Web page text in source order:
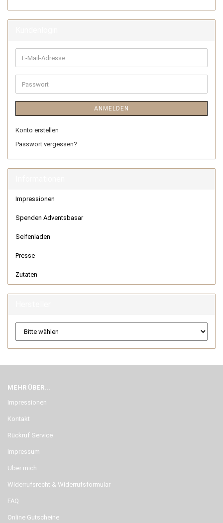
ANMELDEN
Konto erstellen
Passwort vergessen?
Impressionen
Spenden Adventsbasar
Seifenladen
Presse
Zutaten
MEHR ÜBER...
Impressionen
Kontakt
Rückruf Service
Impressum
Über mich
Widerrufsrecht & Widerrufsformular
FAQ
Online Gutscheine